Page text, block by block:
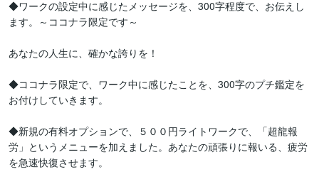
◆ワークの設定中に感じたメッセージを、300字程度で、お伝えし
ます。～ココナラ限定です～
あなたの人生に、確かな誇りを！
◆ココナラ限定で、ワーク中に感じたことを、300字のプチ鑑定を
お付けしていきます。
◆新規の有料オプションで、５００円ライトワークで、「超龍報
労」というメニューを加えました。あなたの頑張りに報いる、疲労
を急速快復させます。